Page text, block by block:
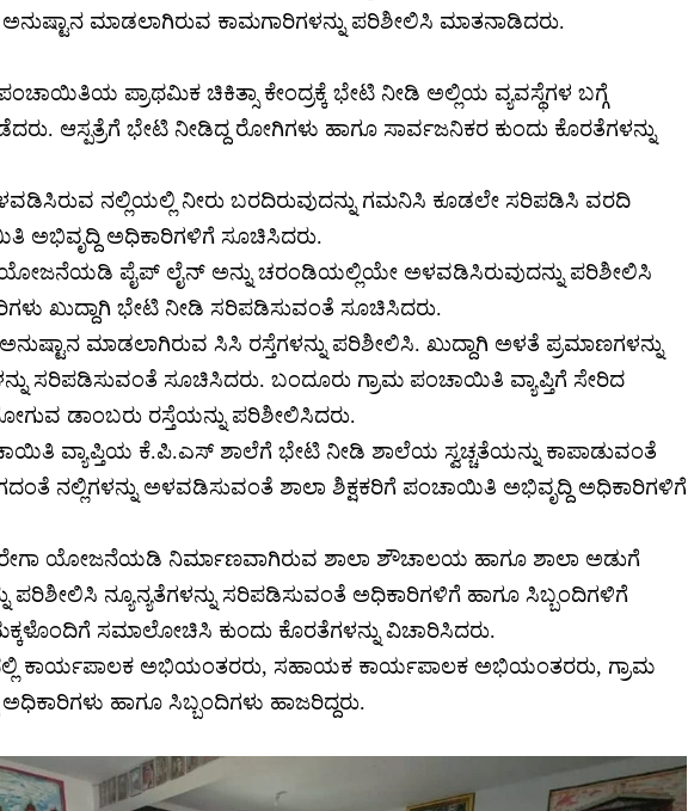
ಮಾಡಲಾಗಿರುವ ಕಾಮಗಾರಿಗಳನ್ನು ಪರಿಶೀಲಿಸಿ ಮಾತನಾಡಿದರು.
ಪ್ರಾಥಮಿಕ ಚಿಕಿತ್ಸಾ ಕೇಂದ್ರಕ್ಕೆ ಭೇಟಿ ನೀಡಿ ಅಲ್ಲಿಯ ವ್ಯವಸ್ಥೆಗಳ ಬಗ್ಗೆ
ಆಸ್ಪತ್ರೆಗೆ ಭೇಟಿ ನೀಡಿದ್ದ ರೋಗಿಗಳು ಹಾಗೂ ಸಾರ್ವಜನಿಕರ ಕುಂದು ಕೊರತೆಗಳನ್ನು
ನಲ್ಲಿಯಲ್ಲಿ ನೀರು ಬರದಿರುವುದನ್ನು ಗಮನಿಸಿ ಕೂಡಲೇ ಸರಿಪಡಿಸಿ ವರದಿ
ಅಭಿವೃದ್ದಿ ಅಧಿಕಾರಿಗಳಿಗೆ ಸೂಚಿಸಿದರು.
ಪೈಪ್ ಲೈನ್ ಅನ್ನು ಚರಂಡಿಯಲ್ಲಿಯೇ ಅಳವಡಿಸಿರುವುದನ್ನು ಪರಿಶೀಲಿಸಿ
ಖುದ್ದಾಗಿ ಭೇಟಿ ನೀಡಿ ಸರಿಪಡಿಸುವಂತೆ ಸೂಚಿಸಿದರು.
ಮಾಡಲಾಗಿರುವ ಸಿಸಿ ರಸ್ತೆಗಳನ್ನು ಪರಿಶೀಲಿಸಿ. ಖುದ್ದಾಗಿ ಅಳತೆ ಪ್ರಮಾಣಗಳನ್ನು
ಸರಿಪಡಿಸುವಂತೆ ಸೂಚಿಸಿದರು. ಬಂದೂರು ಗ್ರಾಮ ಪಂಚಾಯಿತಿ ವ್ಯಾಪ್ತಿಗೆ ಸೇರಿದ
ಡಾಂಬರು ರಸ್ತೆಯನ್ನು ಪರಿಶೀಲಿಸಿದರು.
ವ್ಯಾಪ್ತಿಯ ಕೆ.ಪಿ.ಎಸ್ ಶಾಲೆಗೆ ಭೇಟಿ ನೀಡಿ ಶಾಲೆಯ ಸ್ವಚ್ಚತೆಯನ್ನು ಕಾಪಾಡುವಂತೆ
ನಲ್ಲಿಗಳನ್ನು ಅಳವಡಿಸುವಂತೆ ಶಾಲಾ ಶಿಕ್ಷಕರಿಗೆ ಪಂಚಾಯಿತಿ ಅಭಿವೃದ್ದಿ ಅಧಿಕಾರಿಗಳಿಗೆ
ಯೋಜನೆಯಡಿ ನಿರ್ಮಾಣವಾಗಿರುವ ಶಾಲಾ ಶೌಚಾಲಯ ಹಾಗೂ ಶಾಲಾ ಅಡುಗೆ
ಪರಿಶೀಲಿಸಿ ನ್ಯೂನ್ಯತೆಗಳನ್ನು ಸರಿಪಡಿಸುವಂತೆ ಅಧಿಕಾರಿಗಳಿಗೆ ಹಾಗೂ ಸಿಬ್ಬಂದಿಗಳಿಗೆ
ಸಮಾಲೋಚಿಸಿ ಕುಂದು ಕೊರತೆಗಳನ್ನು ವಿಚಾರಿಸಿದರು.
ಕಾರ್ಯಪಾಲಕ ಅಭಿಯಂತರರು, ಸಹಾಯಕ ಕಾರ್ಯಪಾಲಕ ಅಭಿಯಂತರರು, ಗ್ರಾಮ
ಹಾಗೂ ಸಿಬ್ಬಂದಿಗಳು ಹಾಜರಿದ್ದರು.